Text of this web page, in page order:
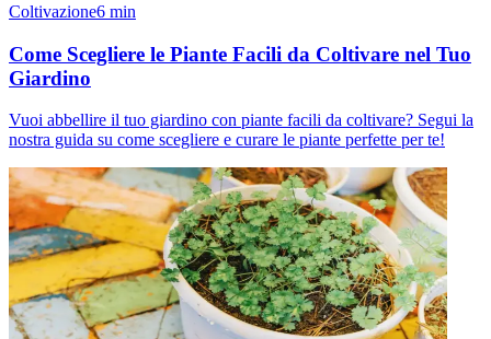
Coltivazione6 min
Come Scegliere le Piante Facili da Coltivare nel Tuo
Giardino
Vuoi abbellire il tuo giardino con piante facili da coltivare? Segui la
nostra guida su come scegliere e curare le piante perfette per te!